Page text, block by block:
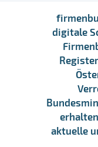
digitale
aktuelle